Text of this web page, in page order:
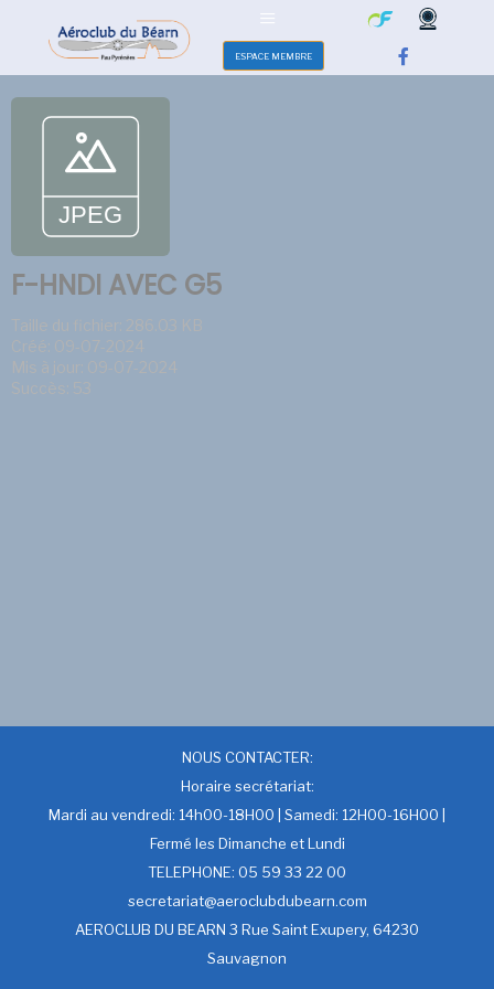
ESPACE MEMBRE
F-HNDI AVEC G5
Taille du fichier: 286.03 KB
Créé: 09-07-2024
Mis à jour: 09-07-2024
Succès: 53
NOUS CONTACTER:
Horaire secrétariat:
Mardi au vendredi: 14h00-18H00 | Samedi: 12H00-16H00 |
Fermé les Dimanche et Lundi
TELEPHONE: 05 59 33 22 00
secretariat@aeroclubdubearn.com
AEROCLUB DU BEARN 3 Rue Saint Exupery, 64230
Sauvagnon